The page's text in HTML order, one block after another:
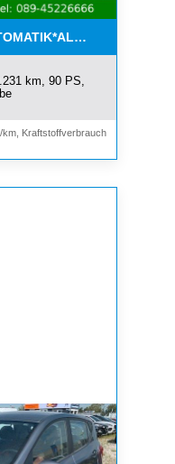
km, 90 PS,
km, Kraftstoffverbrauch